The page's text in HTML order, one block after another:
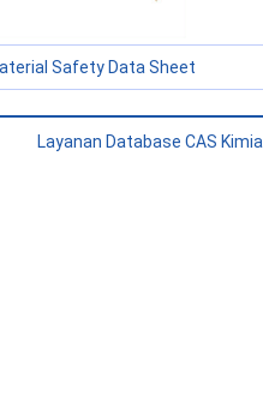
Safety Data Sheet
Layanan Database CAS